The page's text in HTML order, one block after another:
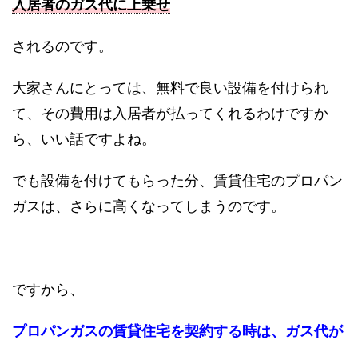
入居者のガス代に上乗せ
されるのです。
大家さんにとっては、無料で良い設備を付けられ
て、その費用は入居者が払ってくれるわけですか
ら、いい話ですよね。
でも設備を付けてもらった分、賃貸住宅のプロパン
ガスは、さらに高くなってしまうのです。
ですから、
プロパンガスの賃貸住宅を契約する時は、ガス代が